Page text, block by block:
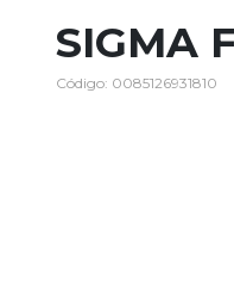
SIGMA
Código: 0085126931810